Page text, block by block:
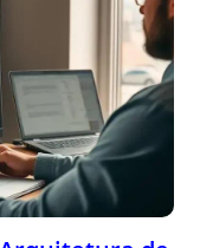
de
Rankings
para melhorar